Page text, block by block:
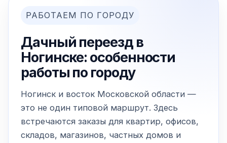
РАБОТАЕМ ПО ГОРОДУ
Дачный переезд в
Ногинске: особенности
работы по городу
Ногинск и восток Московской области —
это не один типовой маршрут. Здесь
встречаются заказы для квартир, офисов,
складов, магазинов, частных домов и